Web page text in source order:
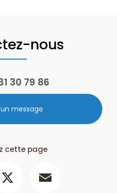
nous
30 79 86
message
cette page